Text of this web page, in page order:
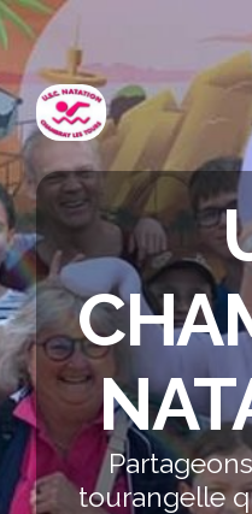
tourangelle